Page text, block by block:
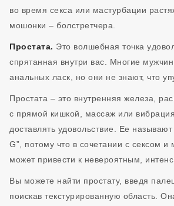
во время секса или мастурбации
мошонки – болстретчера.
Простата. Это волшебная точка
спрятанная внутри вас. Многие
анальных ласк, но они не знают, что
Простата – это внутренняя железа,
с прямой кишкой, массаж или
доставлять удовольствие. Ее называют
G”, потому что в сочетании с сексом и
может привести к невероятным,
Вы можете найти простату, введя
поискав текстурированную область.